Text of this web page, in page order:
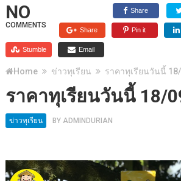
NO
COMMENTS
Share
Share Pin it
Stumble Email
Home ข่าวทุเรียน ราคาทุเรียนวันนี้
ราคาทุเรียนวันนี้ 18/
ข่าวทุเรียน BY ADMINDURIAN